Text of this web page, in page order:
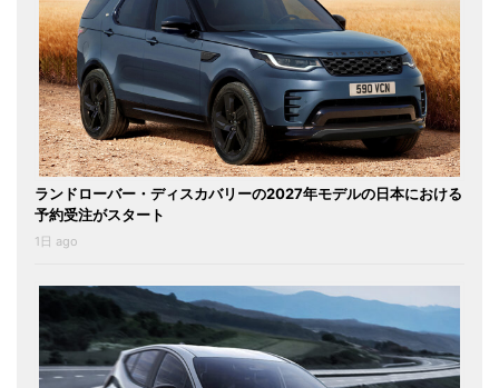
ランドローバー・ディスカバリーの2027年モデルの日本における
予約受注がスタート
1日 ago